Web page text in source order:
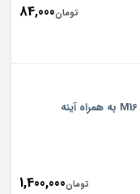
تومان84,000
تومان1,400,000